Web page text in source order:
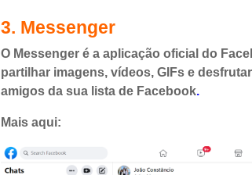
3. Messenger
O Messenger é a aplicação oficial do
partilhar imagens, vídeos, GIFs e
amigos da sua lista de Facebook.
Mais aqui: